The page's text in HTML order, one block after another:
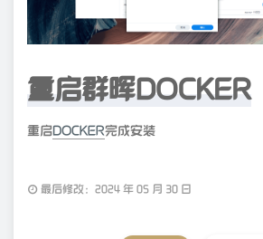
重启群晖DOCKER
重启DOCKER完成安装
最后修改：2024 年 05 月 30 日